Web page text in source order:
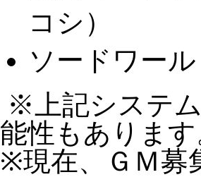
コシ）
ソードワー
※上記システ
能性もありま
※現在、ＧＭ募